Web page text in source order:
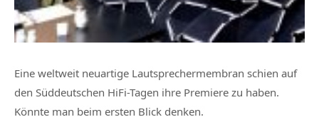
Eine weltweit neuartige Lautsprechermembran schien auf
den Süddeutschen HiFi-Tagen ihre Premiere zu haben.
Könnte man beim ersten Blick denken.